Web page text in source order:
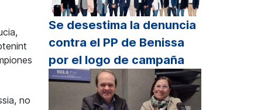
, no
Se desestima la denuncia
contra el PP de Benissa
por el logo de campaña